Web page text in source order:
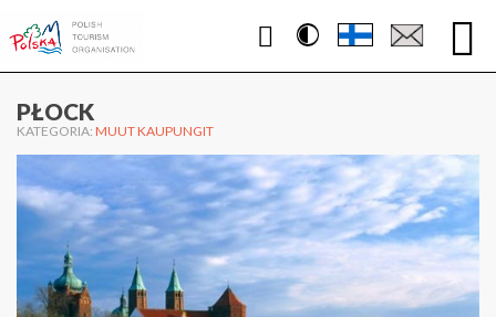
Contrast
WWW.PUOLA.TRAVEL
PŁOCK
KATEGORIA: MUUT KAUPUNGIT